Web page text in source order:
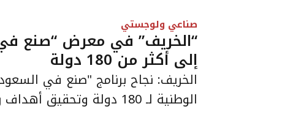
صناعي ولوجستي
“الخريف” في معرض “صنع في
إلى أكثر من 180 دولة
الخريف: نجاح برنامج "صنع في
الوطنية لـ 180 دولة وتحقيق أهداف رؤية 2030.